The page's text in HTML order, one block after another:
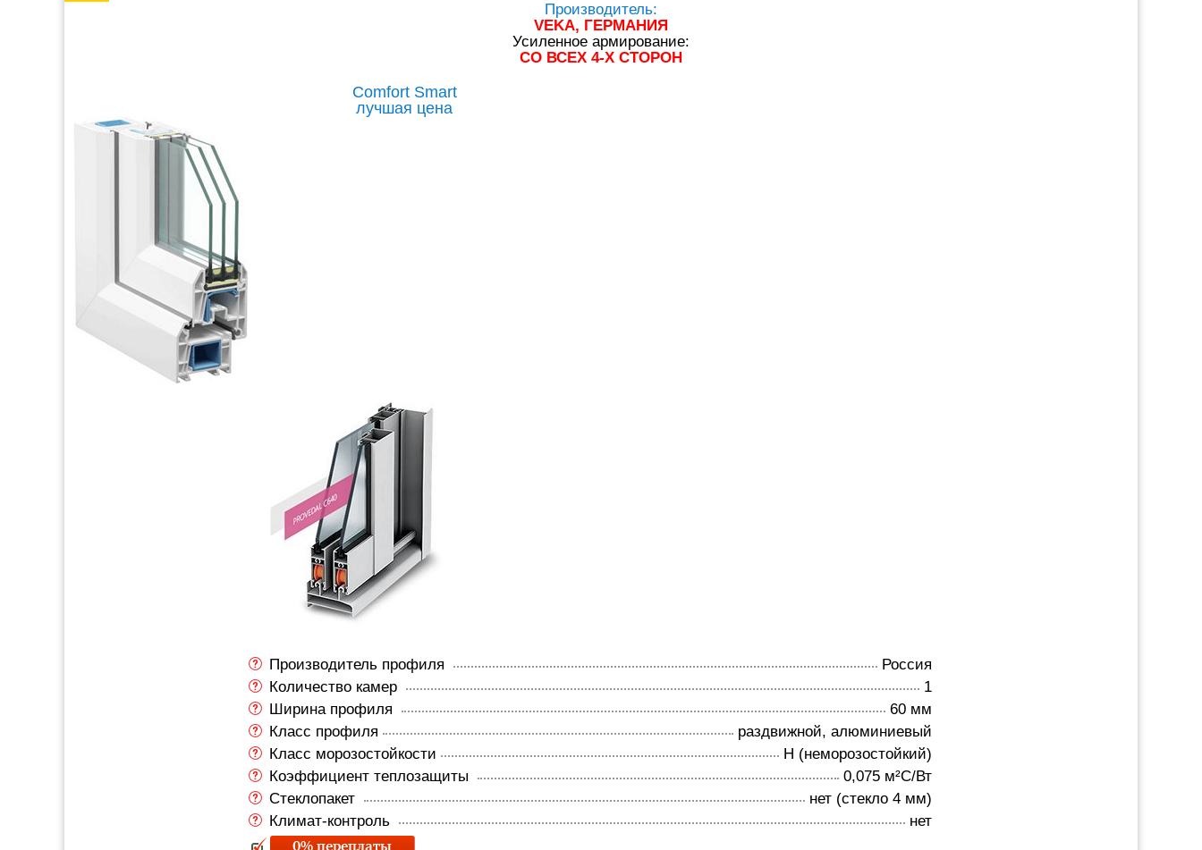
Производитель:
VEKA, ГЕРМАНИЯ
Усиленное армирование:
СО ВСЕХ 4-Х СТОРОН
Comfort Smart
лучшая цена
Производитель профиля
Россия
Количество камер
1
Ширина профиля
60 мм
Класс профиля
раздвижной, алюминиевый
Класс морозостойкости
Н (неморозостойкий)
Коэффициент теплозащиты
0,075 м²C/Вт
Стеклопакет
нет (стекло 4 мм)
Климат-контроль
нет
0% переплаты